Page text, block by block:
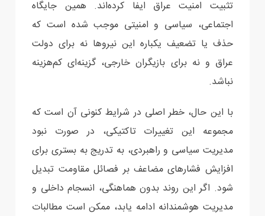
تثبیت امنیت عراق ایفا کرده‌اند. همین جایگاه
اجتماعی، سیاسی و امنیتی موجب شده است که
حذف یا تضعیف یکباره این نیروها نه برای دولت
عراق و نه برای بازیگران خارجی، گزینه‌ای کم‌هزینه
نباشد.
با این حال، خطر اصلی در شرایط کنونی آن است که
مجموعه این تغییرات تاکتیکی، در صورت نبود
مدیریت سیاسی و راهبردی، به تدریج به بستری برای
افزایش فشارهای مضاعف بر فصائل مقاومت تبدیل
شود. اگر این روند بدون هماهنگی، انسجام داخلی و
مدیریت هوشمندانه ادامه یابد، ممکن است مطالبات